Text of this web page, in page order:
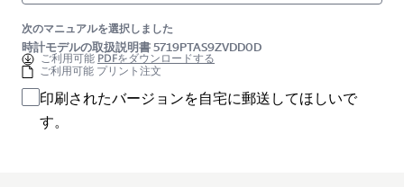
次のマニュアルを選択しました
時計モデルの取扱説明書 5719PTAS9ZVDD0D
ご利用可能PDFをダウンロードする
ご利用可能 プリント注文
印刷されたバージョンを自宅に郵送してほしいで
す。